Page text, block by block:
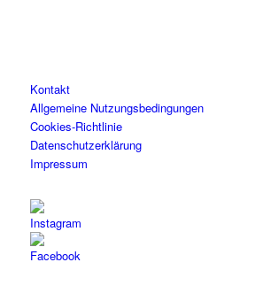
Kontakt
Allgemeine Nutzungsbedingungen
Cookies-Richtlinie
Datenschutzerklärung
Impressum